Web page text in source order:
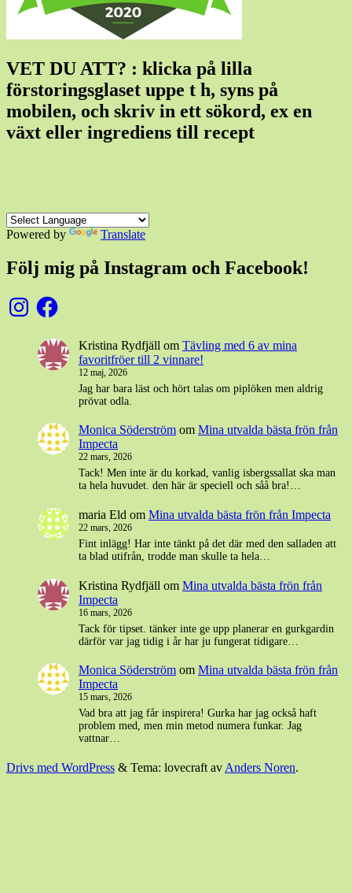
VET DU ATT? : klicka på lilla
förstoringsglaset uppe t h, syns på
mobilen, och skriv in ett sökord, ex en
växt eller ingrediens till recept
Powered by Translate
Följ mig på Instagram och Facebook!
InstagramFacebook
Kristina Rydfjäll om Tävling med 6 av mina
favoritfröer till 2 vinnare!
12 maj, 2026
Jag har bara läst och hört talas om piplöken men aldrig
prövat odla.
Monica Söderström om Mina utvalda bästa frön från
Impecta
22 mars, 2026
Tack! Men inte är du korkad, vanlig isbergssallat ska man
ta hela huvudet. den här är speciell och såå bra!…
maria Eld om Mina utvalda bästa frön från Impecta
22 mars, 2026
Fint inlägg! Har inte tänkt på det där med den salladen att
ta blad utifrån, trodde man skulle ta hela…
Kristina Rydfjäll om Mina utvalda bästa frön från
Impecta
16 mars, 2026
Tack för tipset. tänker inte ge upp planerar en gurkgardin
därför var jag tidig i år har ju fungerat tidigare…
Monica Söderström om Mina utvalda bästa frön från
Impecta
15 mars, 2026
Vad bra att jag får inspirera! Gurka har jag också haft
problem med, men min metod numera funkar. Jag
vattnar…
Drivs med WordPress & Tema: lovecraft av Anders Noren.